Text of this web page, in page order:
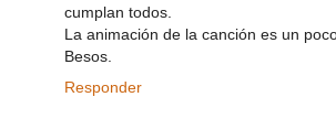
cumplan todos.
La animación de la canción es un
Besos.
Responder